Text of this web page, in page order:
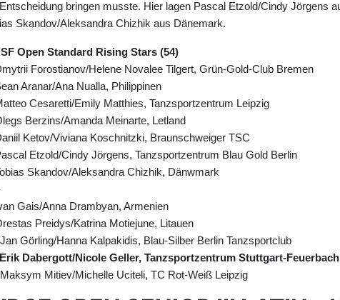
bringen musste. Hier lagen Pascal Etzold/Cindy Jörgens
Skandov/Aleksandra Chizhik aus Dänemark.
Open Standard Rising Stars (54)
Forostianov/Helene Novalee Tilgert, Grün-Gold-Club Bremen
Aranar/Ana Nualla, Philippinen
Cesaretti/Emily Matthies, Tanzsportzentrum Leipzig
Berzins/Amanda Meinarte, Letland
Ketov/Viviana Koschnitzki, Braunschweiger TSC
Etzold/Cindy Jörgens, Tanzsportzentrum Blau Gold Berlin
Skandov/Aleksandra Chizhik, Dänwmark
Gais/Anna Drambyan, Armenien
Preidys/Katrina Motiejune, Litauen
Görling/Hanna Kalpakidis, Blau-Silber Berlin Tanzsportclub
Erik Dabergott/Nicole Geller, Tanzsportzentrum Stuttgart-Feuerbach
Mitiev/Michelle Uciteli, TC Rot-Weiß Leipzig